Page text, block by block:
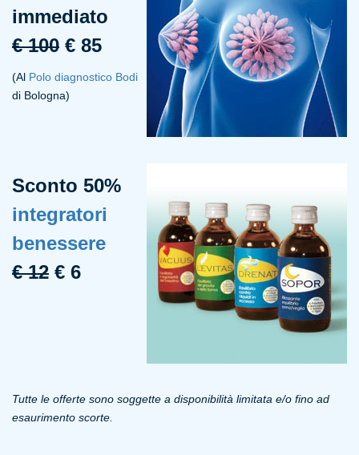
immediato
€ 100 € 85
(Al Polo diagnostico Bodi
di Bologna)
Sconto 50%
integratori
benessere
€ 12 € 6
Tutte le offerte sono soggette a disponibilità limitata e/o fino ad
esaurimento scorte.